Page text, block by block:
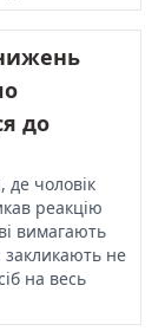
до
де чоловік
реакцію
вимагають
закликають не
на весь